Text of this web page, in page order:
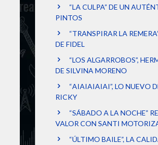
“LA CULPA” DE UN
PINTOS
“TRANSPIRAR LA
DE FIDEL
“LOS ALGARROBOS”,
DE SILVINA MORENO
“AIAIAIAIAI”, LO NUEVO
RICKY
“SÁBADO A LA NOCHE”
VALOR CON SANTI
“ÚLTIMO BAILE”, LA